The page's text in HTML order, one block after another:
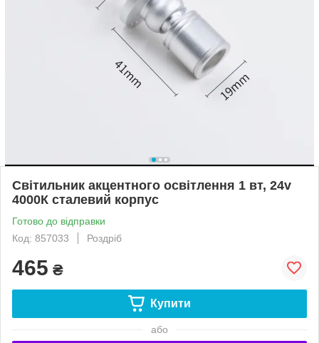
Світильник акцентного освітлення 1 вт, 24v
4000К сталевий корпус
Готово до відправки
Код: 857033
Роздріб
465 ₴
Купити
або